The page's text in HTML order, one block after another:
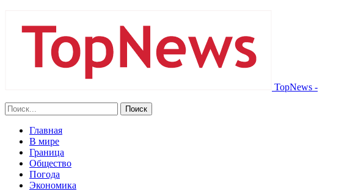
TopNews -
Главная
В мире
Граница
Общество
Погода
Экономика